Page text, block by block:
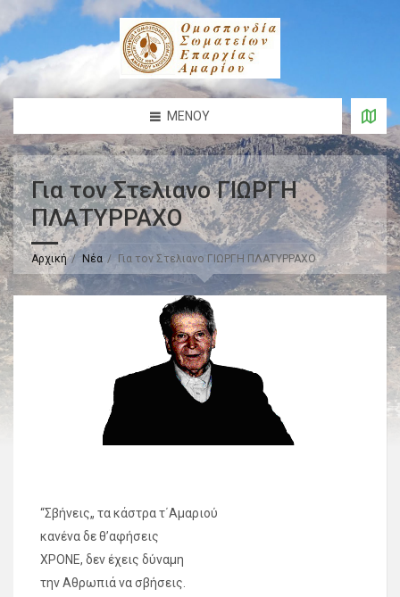
ΜΕΝΟΎ
Για τον Στελιανo ΓΙΩΡΓΗ
ΠΛΑΤΥΡΡΑΧΟ
Αρχική Νέα Για τον Στελιανo ΓΙΩΡΓΗ ΠΛΑΤΥΡΡΑΧΟ
“Σβήνεις„ τα κάστρα τ΄Αμαριού
κανένα δε θ’αφήσεις
ΧΡΟΝΕ, δεν έχεις δύναμη
την Αθρωπιά να σβήσεις.